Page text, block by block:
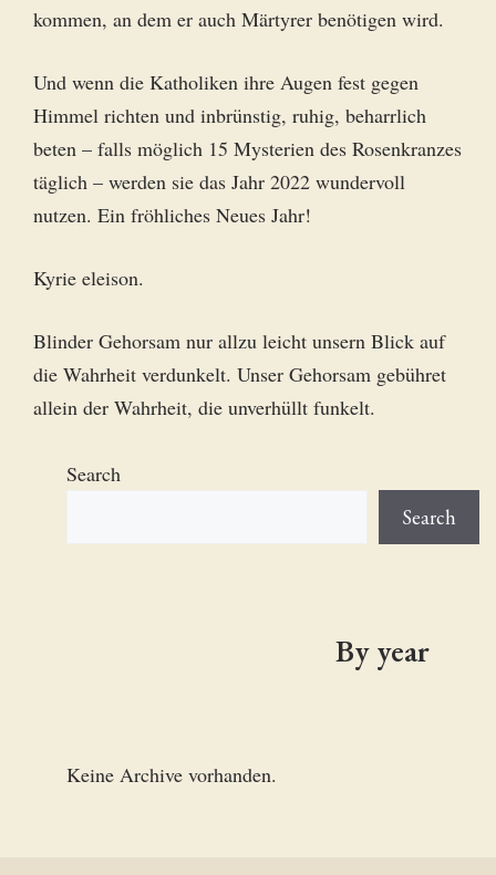
kommen, an dem er auch Märtyrer benötigen wird.
Und wenn die Katholiken ihre Augen fest gegen
Himmel richten und inbrünstig, ruhig, beharrlich
beten – falls möglich 15 Mysterien des Rosenkranzes
täglich – werden sie das Jahr 2022 wundervoll
nutzen. Ein fröhliches Neues Jahr!
Kyrie eleison.
Blinder Gehorsam nur allzu leicht unsern Blick auf
die Wahrheit verdunkelt. Unser Gehorsam gebühret
allein der Wahrheit, die unverhüllt funkelt.
Search
Search
By year
Keine Archive vorhanden.